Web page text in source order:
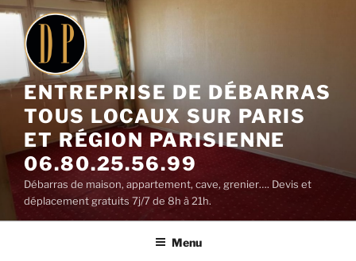
Aller
contenu
principal
ENTREPRISE DE DÉBARRAS
TOUS LOCAUX SUR PARIS
ET RÉGION PARISIENNE
06.80.25.56.99
Débarras de maison, appartement, cave, grenier…. Devis et
déplacement gratuits 7j/7 de 8h à 21h.
Menu